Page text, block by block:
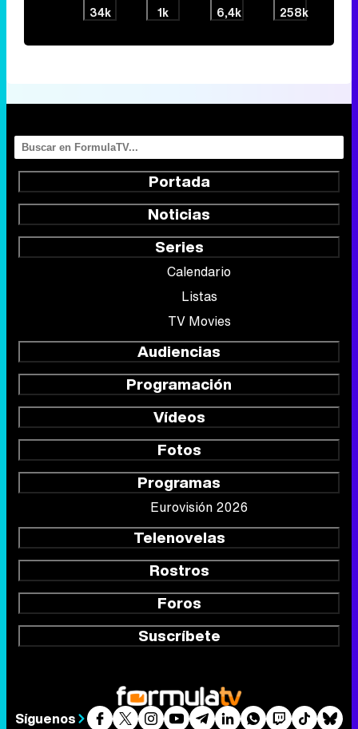
34k 1k 6,4k 258k
Portada
Noticias
Series
Calendario
Listas
TV Movies
Audiencias
Programación
Vídeos
Fotos
Programas
Eurovisión 2026
Telenovelas
Rostros
Foros
Suscríbete
Síguenos